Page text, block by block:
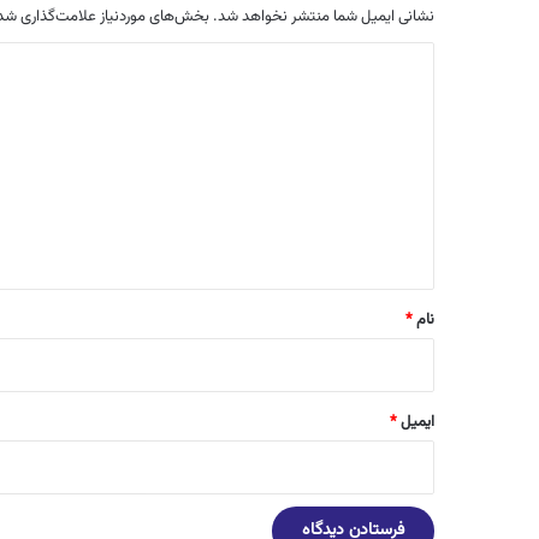
نشانی ایمیل شما منتشر نخواهد شد. بخش‌های موردنیاز علامت‌گذاری
نام*
ایمیل*